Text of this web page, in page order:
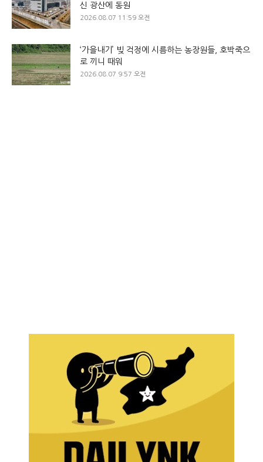
신 광산에 동원
2026.08.07 11:59 오전
‘가을내기’ 빚 걱정에 시름하는 농장원들, 호박죽으
로 끼니 때워
2026.08.07 9:57 오전